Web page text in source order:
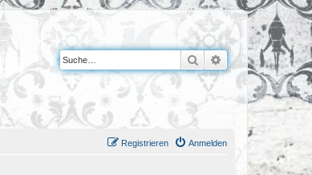
Suche Erweiterte Suche
Anmelden
Registrieren